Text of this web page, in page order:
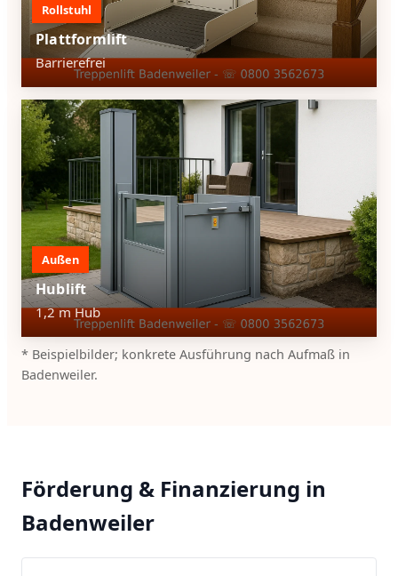
Rollstuhl
Plattformlift
Barrierefrei
Außen
Hublift
1,2 m Hub
* Beispielbilder; konkrete Ausführung nach Aufmaß in
Badenweiler.
Förderung & Finanzierung in
Badenweiler